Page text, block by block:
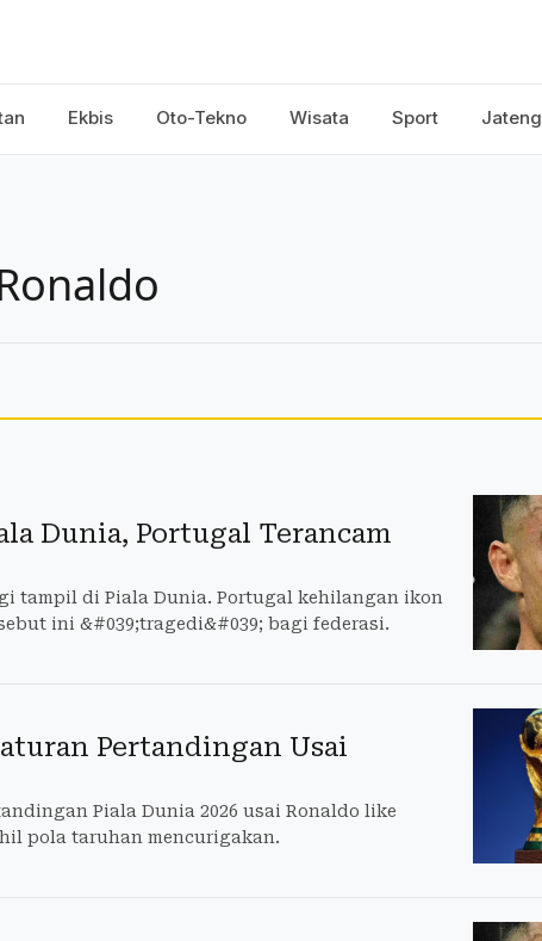
Ekbis Oto-Tekno Wisata Sport Jateng
Dunia, Portugal Terancam
tampil di Piala Dunia. Portugal kehilangan ikon
ini &#039;tragedi&#039; bagi federasi.
Pertandingan Usai
Piala Dunia 2026 usai Ronaldo like
pola taruhan mencurigakan.